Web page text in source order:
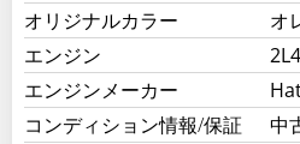
オリジナルカラー
オ
エンジン
エンジンメーカー
コンディション情報/保証
中